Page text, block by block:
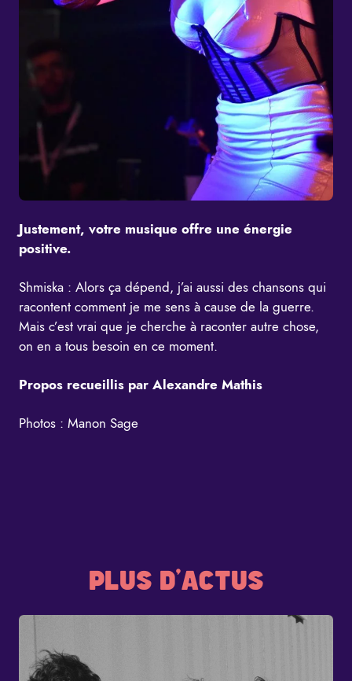
Justement, votre musique offre une énergie
positive.
Shmiska : Alors ça dépend, j’ai aussi des chansons qui
racontent comment je me sens à cause de la guerre.
Mais c’est vrai que je cherche à raconter autre chose,
on en a tous besoin en ce moment.
Propos recueillis par Alexandre Mathis
Photos : Manon Sage
PLUS D'ACTUS